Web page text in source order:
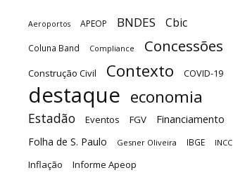
Aeroportos APEOP BNDES Cbic
Coluna Band Compliance Concessões
Construção Civil Contexto COVID-19
destaque economia
Estadão Eventos FGV Financiamento
Folha de S. Paulo Gesner Oliveira IBGE INCC
Inflação Informe Apeop